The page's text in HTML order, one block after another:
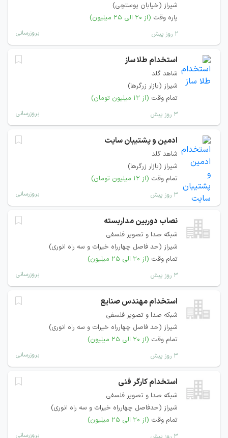
شیراز (خیابان پوستچی)
پاره وقت (از ۲۰ الی ۲۵ میلیون)
۲ روز پیش بروزرسانی
استخدام طلا ساز
شاهد گلد
شیراز (بازار زرگرها)
تمام وقت (از ۱۲ میلیون تومان)
۳ روز پیش بروزرسانی
ادمین و پشتیبان سایت
شاهد گلد
شیراز (بازار زرگرها)
تمام وقت (از ۱۲ میلیون تومان)
۳ روز پیش بروزرسانی
نصاب دوربین مداربسته
شبکه صدا و تصویر فلسفی
شیراز (حد فاصل چهارراه خیرات و سه راه انوری)
تمام وقت (از ۲۰ الی ۲۵ میلیون)
۳ روز پیش بروزرسانی
استخدام مهندس صنایع
شبکه صدا و تصویر فلسفی
شیراز (حد فاصل چهارراه خیرات و سه راه انوری)
تمام وقت (از ۲۰ الی ۲۵ میلیون)
۳ روز پیش بروزرسانی
استخدام کارگر فنی
شبکه صدا و تصویر فلسفی
شیراز (حدفاصل چهارراه خیرات و سه راه انوری)
تمام وقت (از ۲۰ الی ۲۵ میلیون)
بروزرسانی